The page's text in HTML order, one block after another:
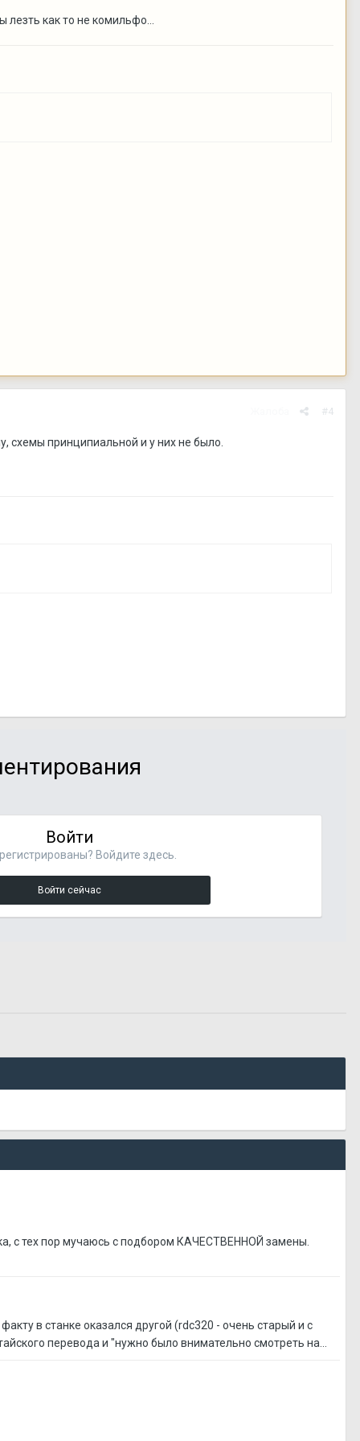
как то не комильфо...
#4
схемы принципиальной и у них не было.
Войти
Войдите здесь.
Войти сейчас
с тех пор мучаюсь с подбором КАЧЕСТВЕННОЙ замены.
в станке оказался другой (rdc320 - очень старый и с
перевода и "нужно было внимательно смотреть на...